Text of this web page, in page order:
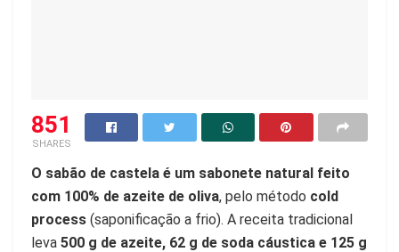
851
SHARES
O sabão de castela é um sabonete natural feito
com 100% de azeite de oliva, pelo método cold
process (saponificação a frio). A receita tradicional
leva 500 g de azeite, 62 g de soda cáustica e 125 g